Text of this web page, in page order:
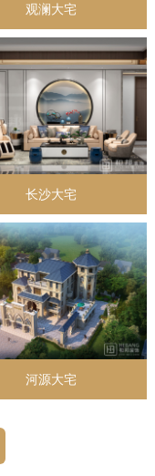
观澜大宅
长沙大宅
河源大宅